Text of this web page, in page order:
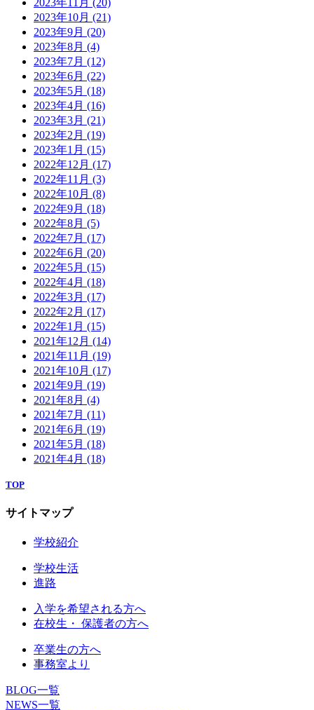
2023年11月 (20)
2023年10月 (21)
2023年9月 (20)
2023年8月 (4)
2023年7月 (12)
2023年6月 (22)
2023年5月 (18)
2023年4月 (16)
2023年3月 (21)
2023年2月 (19)
2023年1月 (15)
2022年12月 (17)
2022年11月 (3)
2022年10月 (8)
2022年9月 (18)
2022年8月 (5)
2022年7月 (17)
2022年6月 (20)
2022年5月 (15)
2022年4月 (18)
2022年3月 (17)
2022年2月 (17)
2022年1月 (15)
2021年12月 (14)
2021年11月 (19)
2021年10月 (17)
2021年9月 (19)
2021年8月 (4)
2021年7月 (11)
2021年6月 (19)
2021年5月 (18)
2021年4月 (18)
TOP
サイトマップ
学校紹介
学校生活
進路
入学を希望される方へ
在校生・ 保護者の方へ
卒業生の方へ
事務室より
BLOG一覧
NEWS一覧